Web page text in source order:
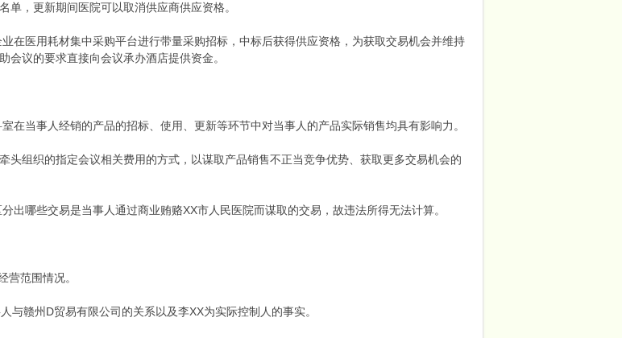
，更新期间医院可以取消供应商供应资格。
在医用耗材集中采购平台进行带量采购招标，中标后获得供应资格，为获取交易机会并维持
议的要求直接向会议承办酒店提供资金。
在当事人经销的产品的招标、使用、更新等环节中对当事人的产品实际销售均具有影响力。
头组织的指定会议相关费用的方式，以谋取产品销售不正当竞争优势、获取更多交易机会的
出哪些交易是当事人通过商业贿赂XX市人民医院而谋取的交易，故违法所得无法计算。
营范围情况。
赣州D贸易有限公司的关系以及李XX为实际控制人的事实。